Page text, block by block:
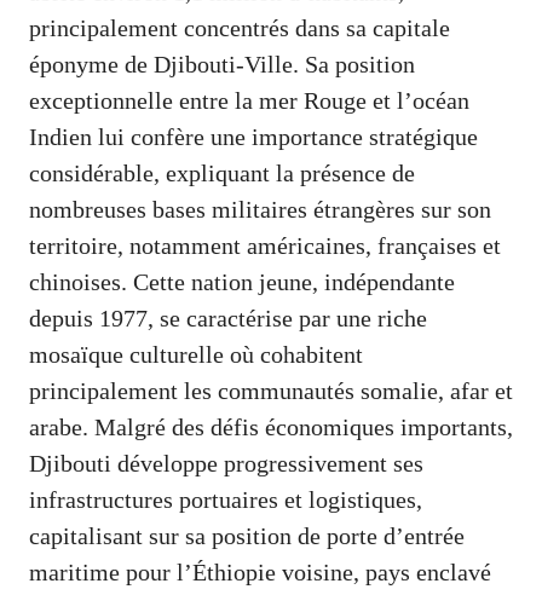
principalement concentrés dans sa capitale
éponyme de Djibouti-Ville. Sa position
exceptionnelle entre la mer Rouge et l’océan
Indien lui confère une importance stratégique
considérable, expliquant la présence de
nombreuses bases militaires étrangères sur son
territoire, notamment américaines, françaises et
chinoises. Cette nation jeune, indépendante
depuis 1977, se caractérise par une riche
mosaïque culturelle où cohabitent
principalement les communautés somalie, afar et
arabe. Malgré des défis économiques importants,
Djibouti développe progressivement ses
infrastructures portuaires et logistiques,
capitalisant sur sa position de porte d’entrée
maritime pour l’Éthiopie voisine, pays enclavé